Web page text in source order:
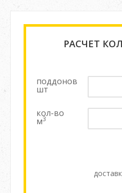
РАСЧЕТ
поддонов
шт
кол-во
м3